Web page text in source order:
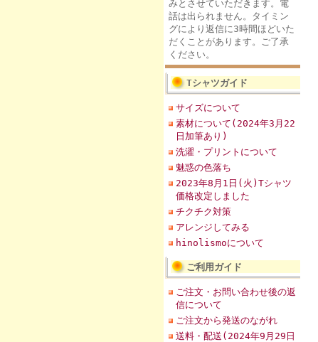
みとさせていただきます。電
話は出られません。タイミン
グにより返信に3時間ほどいた
だくことがあります。ご了承
ください。
Tシャツガイド
サイズについて
素材について(2024年3月22
日加筆あり)
洗濯・プリントについて
魅惑の色落ち
2023年8月1日(火)Tシャツ
価格改定しました
チクチク対策
アレンジしてみる
hinolismoについて
ご利用ガイド
ご注文・お問い合わせ後の返
信について
ご注文から発送のながれ
送料・配送(2024年9月29日